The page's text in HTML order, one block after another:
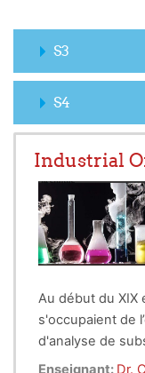
S3
S4
Industrial
Au début du XIX
s'occupaient de
d'analyse de
issues d'origine
Dans le règne
Enseignant: Dr.